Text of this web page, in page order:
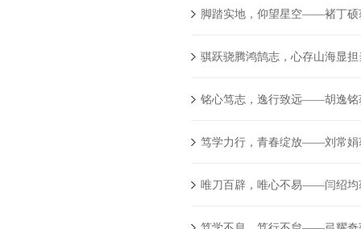
脚踏实地，仰望星空——褚丁硕
骐跃骁腾鸿鹄志，心存山海显
铭心笃志，逸行致远——胡逸铭
笃学力行，青春绽放——刘常娟
唯刀百辟，唯心不易——闫绍均